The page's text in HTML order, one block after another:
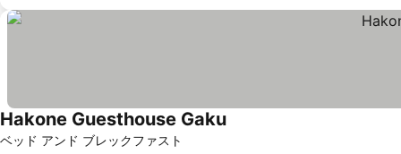
ベッド アンド ブレックファスト
Hakone Guesthouse Gaku料金を表示